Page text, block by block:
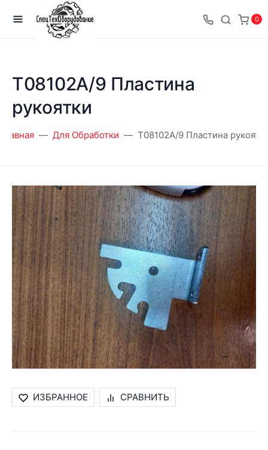
0
T08102A/9 Пластина
рукоятки
Для Обработки T08102A/9 Пластина
ИЗБРАННОЕ СРАВНИТЬ